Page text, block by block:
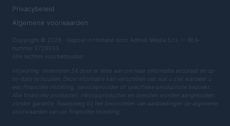
Privacybeleid
Algemene voorwaarden
Copyright © 2026 · Gepost in Holland door AdHub Media S.r.l. — REA-
nummer 2729933
Alle rechten voorbehouden
Vrijwaring: Investeren 24 doet er alles aan om haar informatie accuraat en up-
to-date te houden. Deze informatie kan verschillen van wat u ziet wanneer u
een financiële instelling, serviceprovider of specifieke productsite bezoekt.
Alle financiële producten, inkoopproducten en diensten worden aangeboden
zonder garantie. Raadpleeg bij het beoordelen van aanbiedingen de algemene
voorwaarden van uw financiële instelling.